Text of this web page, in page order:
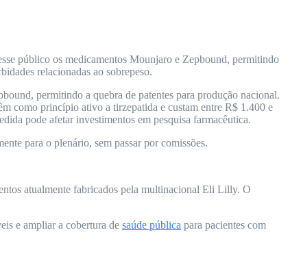
público os medicamentos Mounjaro e Zepbound, permitindo
relacionadas ao sobrepeso.
permitindo a quebra de patentes para produção nacional.
como princípio ativo a tirzepatida e custam entre R$ 1.400 e
pode afetar investimentos em pesquisa farmacêutica.
para o plenário, sem passar por comissões.
atualmente fabricados pela multinacional Eli Lilly. O
e ampliar a cobertura de saúde pública para pacientes com